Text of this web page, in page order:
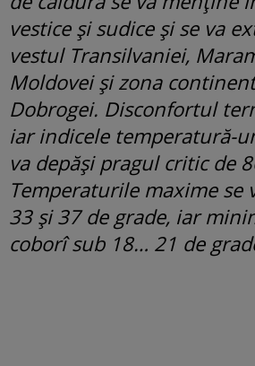
vestice și sudice și se va
vestul Transilvaniei,
Moldovei și zona
Dobrogei. Disconfortul
iar indicele temperatură-
va depăși pragul critic de
Temperaturile maxime se
33 și 37 de grade, iar
coborî sub 18… 21 de